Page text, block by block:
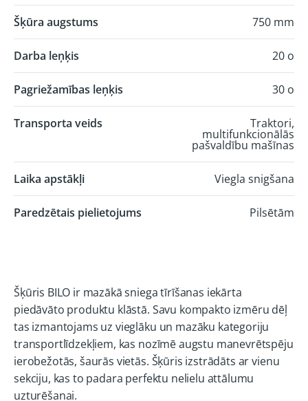
Šķūra augstums 750 mm
Darba leņķis 20 o
Pagriežamības leņķis 30 o
Transporta veids Traktori,
multifunkcionālās
pašvaldību mašīnas
Laika apstākļi Viegla snigšana
Paredzētais pielietojums Pilsētām
Šķūris BILO ir mazākā sniega tīrīšanas iekārta
piedāvāto produktu klāstā. Savu kompakto izmēru dēļ
tas izmantojams uz vieglāku un mazāku kategoriju
transportlīdzekļiem, kas nozīmē augstu manevrētspēju
ierobežotās, šaurās vietās. Šķūris izstrādāts ar vienu
sekciju, kas to padara perfektu nelielu attālumu
uzturēšanai.